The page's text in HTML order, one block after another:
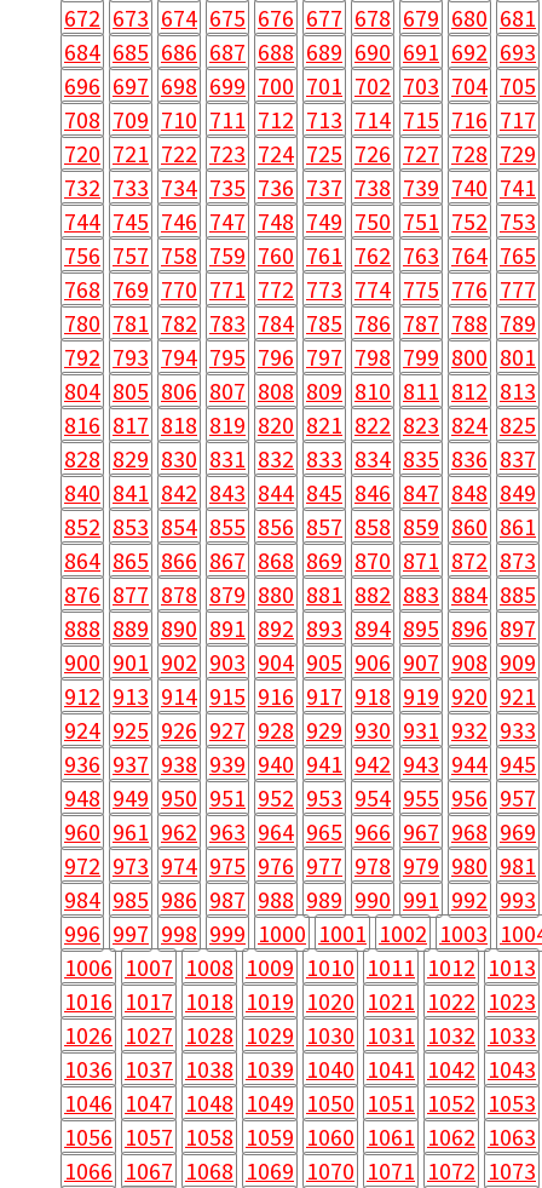
672 673 674 675 676 677 678 679 680 681
684 685 686 687 688 689 690 691 692 693
696 697 698 699 700 701 702 703 704 705
708 709 710 711 712 713 714 715 716 717
720 721 722 723 724 725 726 727 728 729
732 733 734 735 736 737 738 739 740 741
744 745 746 747 748 749 750 751 752 753
756 757 758 759 760 761 762 763 764 765
768 769 770 771 772 773 774 775 776 777
780 781 782 783 784 785 786 787 788 789
792 793 794 795 796 797 798 799 800 801
804 805 806 807 808 809 810 811 812 813
816 817 818 819 820 821 822 823 824 825
828 829 830 831 832 833 834 835 836 837
840 841 842 843 844 845 846 847 848 849
852 853 854 855 856 857 858 859 860 861
864 865 866 867 868 869 870 871 872 873
876 877 878 879 880 881 882 883 884 885
888 889 890 891 892 893 894 895 896 897
900 901 902 903 904 905 906 907 908 909
912 913 914 915 916 917 918 919 920 921
924 925 926 927 928 929 930 931 932 933
936 937 938 939 940 941 942 943 944 945
948 949 950 951 952 953 954 955 956 957
960 961 962 963 964 965 966 967 968 969
972 973 974 975 976 977 978 979 980 981
984 985 986 987 988 989 990 991 992 993
996 997 998 999 1000 1001 1002 1003
1006 1007 1008 1009 1010 1011 1012 1013
1016 1017 1018 1019 1020 1021 1022 1023
1026 1027 1028 1029 1030 1031 1032 1033
1036 1037 1038 1039 1040 1041 1042 1043
1046 1047 1048 1049 1050 1051 1052 1053
1056 1057 1058 1059 1060 1061 1062 1063
1066 1067 1068 1069 1070 1071 1072 1073